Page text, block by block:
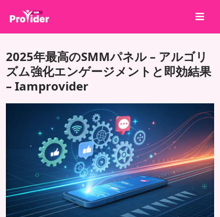
共有して勝とう！
会社概要
ログイン
サインアップ
利用規約
2025年最高のSMMパネル – アルゴリ
ズム強化エンゲージメントと即効結果
– Iamprovider